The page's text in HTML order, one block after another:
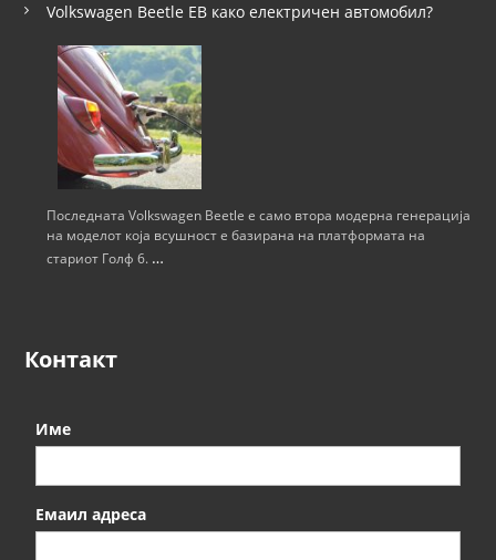
Volkswagen Beetle ЕВ како електричен автомобил?
Последната Volkswagen Beetle е само втора модерна генерација
на моделот која всушност е базирана на платформата на
стариот Голф 6. …
Контакт
Име
Емаил адреса